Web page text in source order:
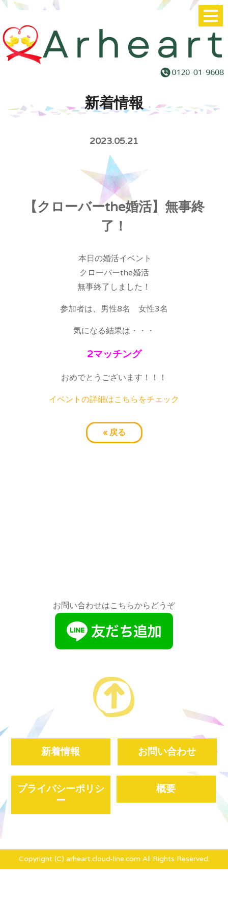
新着情報
2023.05.21
【クローバーthe婚活】無事終
了！
本日の婚活イベント
クローバーthe婚活
無事終了しました！
参加者は、男性8名 女性3名
気になる結果は・・・
2マッチング
おめでとうございます！！！
イベントの詳細はこちらをチェック
« 戻る
お問い合わせはこちらからどうぞ
新着情報 お問い合わせ
プライバシーポリシ
ー
概要
Copyright (C) arheart.cloud-line.com All Rights Reserved.